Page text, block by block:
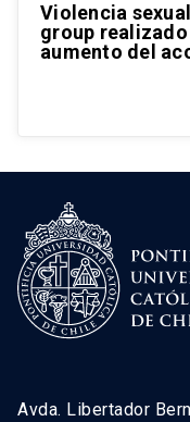
Violencia
group realizado
aumento del
Avda. Libertador